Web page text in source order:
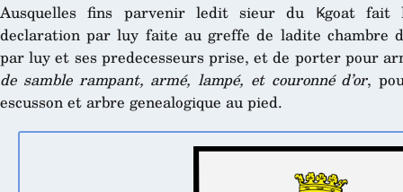
Ausquelles fins parvenir ledit sieur du Ꝃgoat fait
declaration par luy faite au greffe de ladite chambre
par luy et ses predecesseurs prise, et de porter pour
de samble rampant, armé, lampé, et couronné d’or,
escusson et arbre genealogique au pied.